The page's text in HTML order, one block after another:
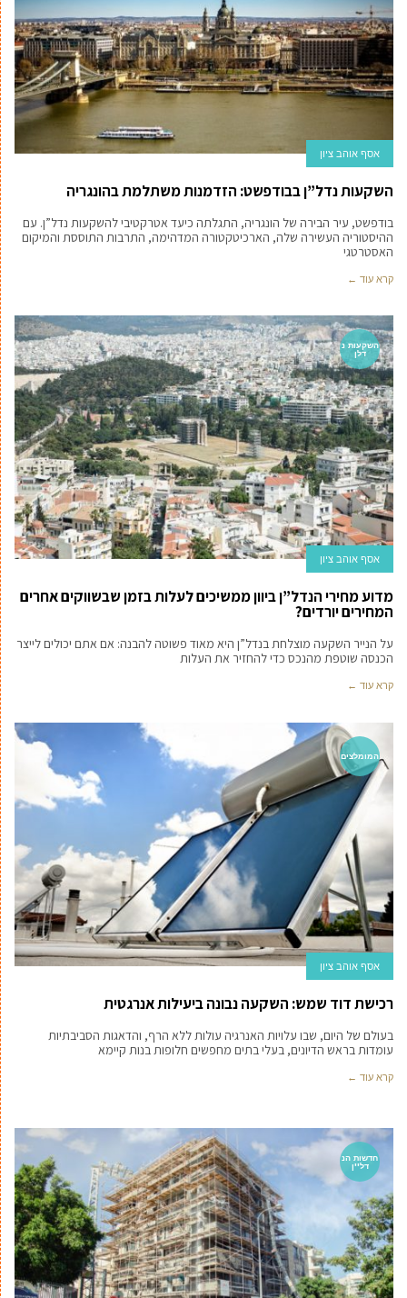
אסף אוהב ציון
השקעות נדל”ן בבודפשט: הזדמנות משתלמת בהונגריה
בודפשט, עיר הבירה של הונגריה, התגלתה כיעד אטרקטיבי להשקעות נדל”ן. עם
ההיסטוריה העשירה שלה, הארכיטקטורה המדהימה, התרבות התוססת והמיקום
האסטרטגי
קרא עוד ←
השקעות נ
דלן
אסף אוהב ציון
מדוע מחירי הנדל”ן ביוון ממשיכים לעלות בזמן שבשווקים אחרים
המחירים יורדים?
על הנייר השקעה מוצלחת בנדל”ן היא מאוד פשוטה להבנה: אם אתם יכולים לייצר
הכנסה שוטפת מהנכס כדי להחזיר את העלות
קרא עוד ←
המומלצים
אסף אוהב ציון
רכישת דוד שמש: השקעה נבונה ביעילות אנרגטית
בעולם של היום, שבו עלויות האנרגיה עולות ללא הרף, והדאגות הסביבתיות
עומדות בראש הדיונים, בעלי בתים מחפשים חלופות בנות קיימא
קרא עוד ←
חדשות הנ
דל''ן